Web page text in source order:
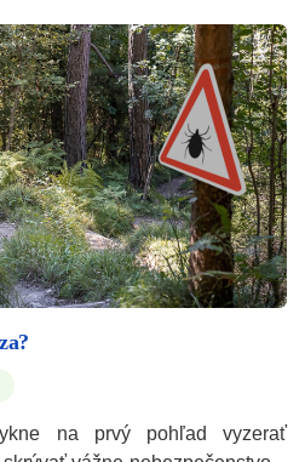
na prvý pohľad vyzerať